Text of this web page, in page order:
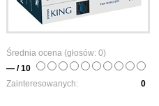
Średnia ocena (głosów: 0)
— / 10
0
Zainteresowanych: